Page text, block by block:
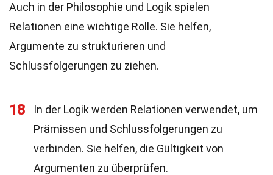
Auch in der Philosophie und Logik spielen
Relationen eine wichtige Rolle. Sie helfen,
Argumente zu strukturieren und
Schlussfolgerungen zu ziehen.
18
In der Logik werden Relationen verwendet, um
Prämissen und Schlussfolgerungen zu
verbinden. Sie helfen, die Gültigkeit von
Argumenten zu überprüfen.